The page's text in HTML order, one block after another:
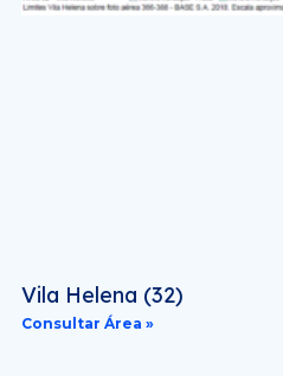
Vila Helena (32)
Consultar Área »